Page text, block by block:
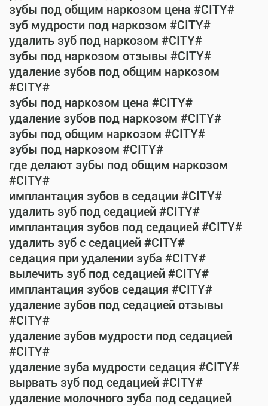
зубы под общим наркозом цена #CITY#
зуб мудрости под наркозом #CITY#
удалить зуб под наркозом #CITY#
зубы под наркозом отзывы #CITY#
удаление зубов под общим наркозом
#CITY#
зубы под наркозом цена #CITY#
удаление зубов под наркозом #CITY#
зубы под общим наркозом #CITY#
зубы под наркозом #CITY#
где делают зубы под общим наркозом
#CITY#
имплантация зубов в седации #CITY#
удалить зуб под седацией #CITY#
имплантация зубов под седацией #CITY#
удалить зуб с седацией #CITY#
седация при удалении зуба #CITY#
вылечить зуб под седацией #CITY#
имплантация зубов седация #CITY#
удаление зубов под седацией отзывы
#CITY#
удаление зубов мудрости под седацией
#CITY#
удаление зуба мудрости седация #CITY#
вырвать зуб под седацией #CITY#
удаление молочного зуба под седацией